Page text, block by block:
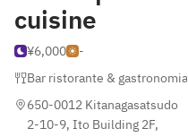
cuisine
¥6,000
-
Bar ristorante & gastronomia
650-0012 Kitanagasatsudo
2-10-9, Ito Building 2F,